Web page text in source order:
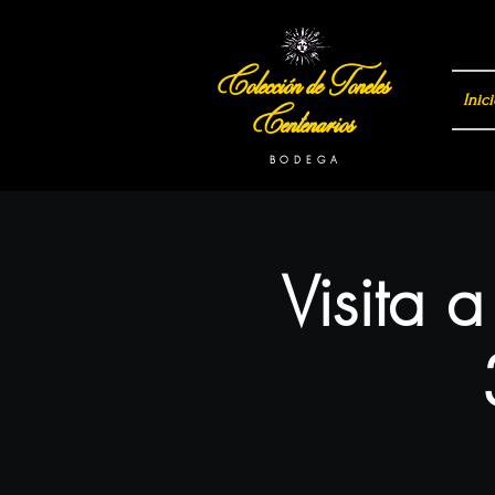
Visita
Colección de Toneles
Centenarios
B O D E G A